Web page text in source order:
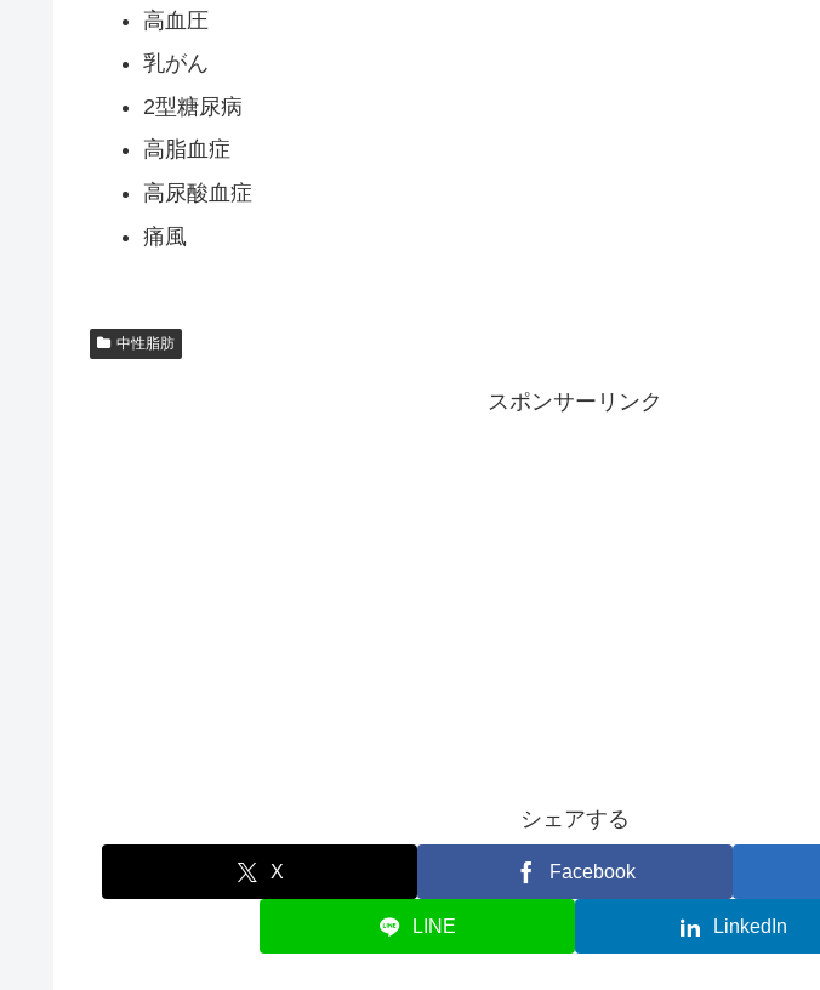
高血圧
乳がん
2型糖尿病
高脂血症
高尿酸血症
痛風
中性脂肪
スポンサーリンク
シェアする
X Facebook
LINE LinkedIn